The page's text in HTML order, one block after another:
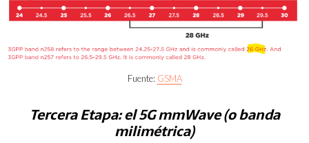
Fuente: GSMA
Tercera Etapa: el 5G mmWave (o banda
milimétrica)